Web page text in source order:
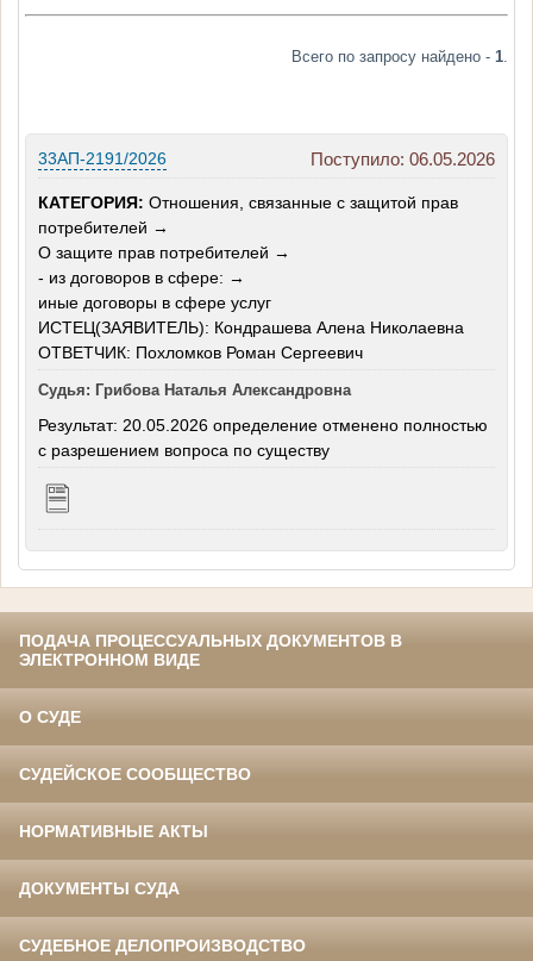
Всего по запросу найдено - 1.
Поступило: 06.05.2026
33АП-2191/2026
КАТЕГОРИЯ: Отношения, связанные с защитой прав
потребителей →
О защите прав потребителей →
- из договоров в сфере: →
иные договоры в сфере услуг
ИСТЕЦ(ЗАЯВИТЕЛЬ): Кондрашева Алена Николаевна
ОТВЕТЧИК: Похломков Роман Сергеевич
Судья: Грибова Наталья Александровна
Результат: 20.05.2026 определение отменено полностью
с разрешением вопроса по существу
ПОДАЧА ПРОЦЕССУАЛЬНЫХ ДОКУМЕНТОВ В
ЭЛЕКТРОННОМ ВИДЕ
О СУДЕ
СУДЕЙСКОЕ СООБЩЕСТВО
НОРМАТИВНЫЕ АКТЫ
ДОКУМЕНТЫ СУДА
СУДЕБНОЕ ДЕЛОПРОИЗВОДСТВО